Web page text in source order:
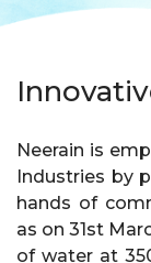
Neerain is
Industries by
hands of
as on 31st
of water at